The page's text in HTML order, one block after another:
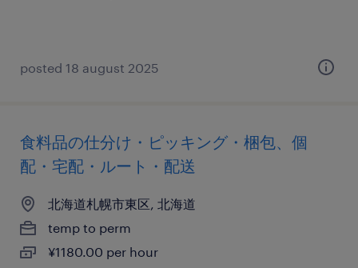
posted 18 august 2025
食料品の仕分け・ピッキング・梱包、個
配・宅配・ルート・配送
北海道札幌市東区, 北海道
temp to perm
¥1180.00 per hour